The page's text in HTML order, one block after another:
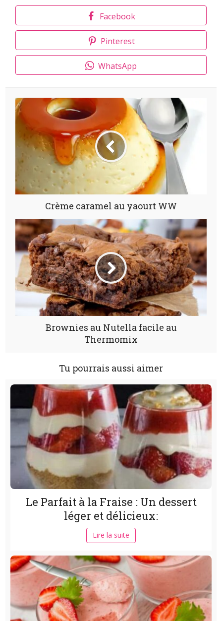
Facebook
Pinterest
WhatsApp
Crème caramel au yaourt WW
Brownies au Nutella facile au
Thermomix
Tu pourrais aussi aimer
Le Parfait à la Fraise : Un dessert
léger et délicieux:
Lire la suite